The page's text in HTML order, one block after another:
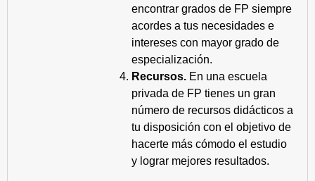
encontrar grados de FP siempre
acordes a tus necesidades e
intereses con mayor grado de
especialización.
Recursos. En una escuela
privada de FP tienes un gran
número de recursos didácticos a
tu disposición con el objetivo de
hacerte más cómodo el estudio
y lograr mejores resultados.